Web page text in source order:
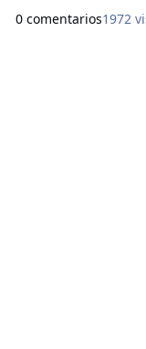
como también
0 comentarios1972